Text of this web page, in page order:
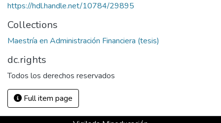
https://hdl.handle.net/10784/29895
Collections
Maestría en Administración Financiera (tesis)
dc.rights
Todos los derechos reservados
Full item page